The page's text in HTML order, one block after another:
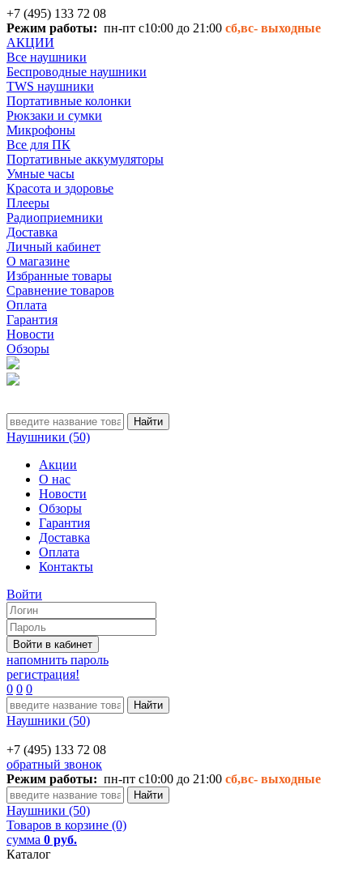
+7 (495) 133 72 08
Режим работы: пн-пт с10:00 до 21:00 сб,вс- выходные
АКЦИИ
Все наушники
Беспроводные наушники
TWS наушники
Портативные колонки
Рюкзаки и сумки
Микрофоны
Все для ПК
Портативные аккумуляторы
Умные часы
Красота и здоровье
Плееры
Радиоприемники
Доставка
Личный кабинет
О магазине
Избранные товары
Сравнение товаров
Оплата
Гарантия
Новости
Обзоры
Наушники (50)
Акции
О нас
Новости
Обзоры
Гарантия
Доставка
Оплата
Контакты
Войти
напомнить пароль
регистрация!
0 0 0
Наушники (50)
+7 (495) 133 72 08
обратный звонок
Режим работы: пн-пт с10:00 до 21:00 сб,вс- выходные
Наушники (50)
Товаров в корзине (0)
сумма 0 руб.
Каталог